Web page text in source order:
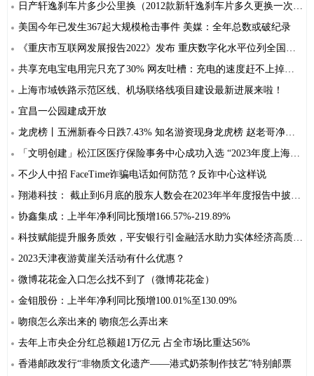
日产轩逸刹车片多少公里换（2012款新轩逸刹车片多久更换一次？）
美国今年已发生367起大规模枪击事件 美媒：全年总数或破纪录
《重庆市互联网发展报告2022》发布 重庆数字化水平位列全国第9位
共享充电宝电用完只充了30% 网友吐槽：充电的速度赶不上掉电速度【附共享充电宝市场规模预测】
上海市域铁路示范区线、机场联络线项目建设最新进展来啦！
宜昌一公园建成开放
龙虎榜丨五洲新春今日跌7.43% 知名游资现身龙虎榜 赵老哥净卖出828.84万元
「文明创建」松江区医疗保险事务中心成功入选 “2023年度上海市优秀企业爱心榜”
不少人中招 FaceTime诈骗电话如何防范？反诈中心这样说
翔港科技： 截止到6月底的股东人数会在2023年半年度报告中披露，请关注半年报相关数据
协鑫集成：上半年净利同比预增166.57%-219.89%
科技赋能提升服务质效，平安银行引金融活水助力实体经济高质量发展
2023天津夜游黄崖关活动有什么优惠？
微博花花金入口怎么找不到了（微博花花金）
金钼股份：上半年净利同比预增100.01%至130.09%
吻痕怎么亲出来的 吻痕怎么弄出来
去年上市央企分红总额超1万亿元 占全市场比重达56%
香港邮政发行“非物质文化遗产——港式奶茶制作技艺”特别邮票